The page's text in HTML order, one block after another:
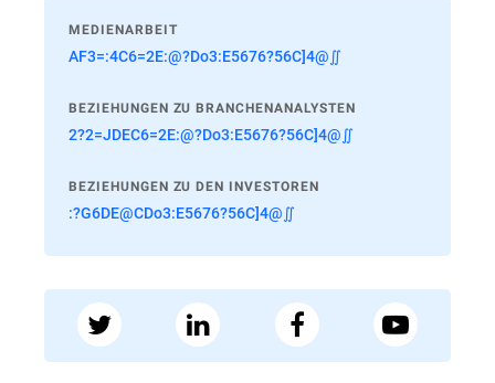
MEDIENARBEIT
AF3=:4C6=2E:@?Do3:E5676?56C]4@∬
BEZIEHUNGEN ZU BRANCHENANALYSTEN
2?2=JDEC6=2E:@?Do3:E5676?56C]4@∬
BEZIEHUNGEN ZU DEN INVESTOREN
:?G6DE@CDo3:E5676?56C]4@∬